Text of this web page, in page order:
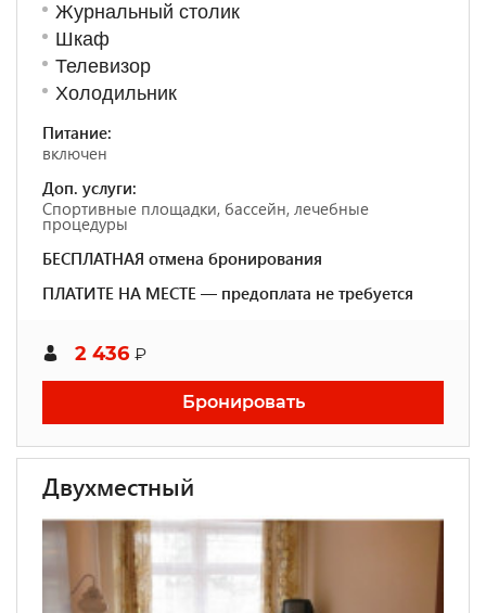
Журнальный столик
Шкаф
Телевизор
Холодильник
Питание:
включен
Доп. услуги:
Спортивные площадки, бассейн, лечебные
процедуры
БЕСПЛАТНАЯ отмена бронирования
ПЛАТИТЕ НА МЕСТЕ — предоплата не требуется
2 436 ₽
Бронировать
Двухместный